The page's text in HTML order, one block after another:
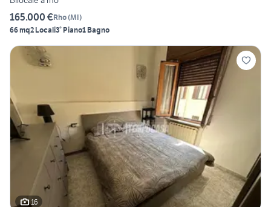
165.000 €Rho(MI)
66 mq2 Locali3° Piano1 Bagno
16